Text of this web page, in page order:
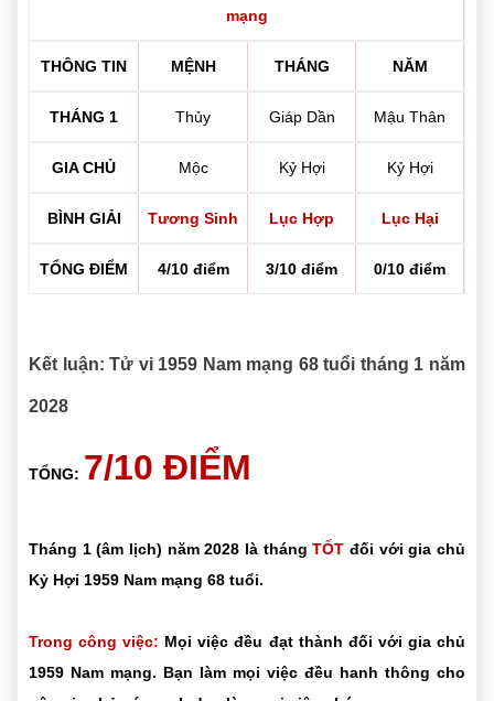
mạng
THÔNG TIN MỆNH THÁNG NĂM
THÁNG 1 Thủy Giáp Dần Mậu Thân
GIA CHỦ Mộc Kỷ Hợi Kỷ Hợi
BÌNH GIẢI Tương Sinh Lục Hợp Lục Hại
TỔNG ĐIỂM 4/10 điểm 3/10 điểm 0/10 điểm
Kết luận: Tử vi 1959 Nam mạng 68 tuổi tháng 1 năm
2028
TỔNG: 7/10 ĐIỂM
Tháng 1 (âm lịch) năm 2028 là thángTỐT đối với gia chủ
Kỷ Hợi 1959 Nam mạng 68 tuổi.
Trong công việc: Mọi việc đều đạt thành đối với gia chủ
1959 Nam mạng. Bạn làm mọi việc đều hanh thông cho